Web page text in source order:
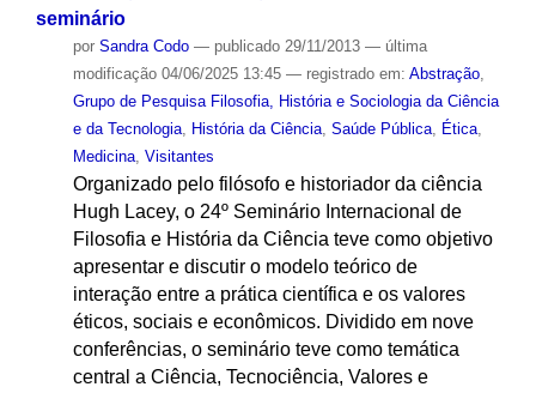
seminário
por Sandra Codo — publicado29/11/2013 — última
modificação04/06/2025 13:45 — registrado em: Abstração,
Grupo de Pesquisa Filosofia, História e Sociologia da Ciência
e da Tecnologia, História da Ciência, Saúde Pública, Ética,
Medicina, Visitantes
Organizado pelo filósofo e historiador da ciência
Hugh Lacey, o 24º Seminário Internacional de
Filosofia e História da Ciência teve como objetivo
apresentar e discutir o modelo teórico de
interação entre a prática científica e os valores
éticos, sociais e econômicos. Dividido em nove
conferências, o seminário teve como temática
central a Ciência, Tecnociência, Valores e